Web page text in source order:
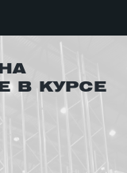
В КУРСЕ